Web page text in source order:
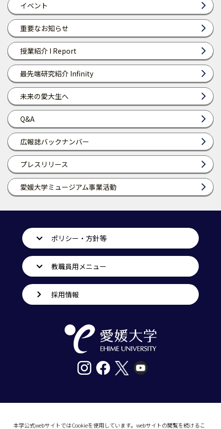
イベント
重要なお知らせ
授業紹介 I Report
最先端研究紹介 Infinity
未来の愛大生へ
Q&A
広報誌バックナンバー
プレスリリース
愛媛大学ミュージアム事業活動
本学公式webサイトではCookieを使用しています。webサイトの閲覧を続けるこ
ポリシー・方針等
教職員用メニュー
採用情報